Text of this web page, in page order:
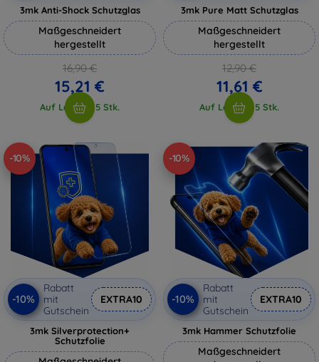
3mk Anti-Shock Schutzglas
Maßgeschneidert
hergestellt
16,90 €
15,21 €
Auf Lager > 5 Stk.
3mk Pure Matt Schutzglas
Maßgeschneidert
hergestellt
12,90 €
11,61 €
Auf Lager > 5 Stk.
-10%
-10%
Rabatt
mit
Gutschein
EXTRA10
3mk Silverprotection+
Schutzfolie
-10%
-10%
Rabatt
mit
Gutschein
EXTRA10
3mk Hammer Schutzfolie
Maßgeschneidert